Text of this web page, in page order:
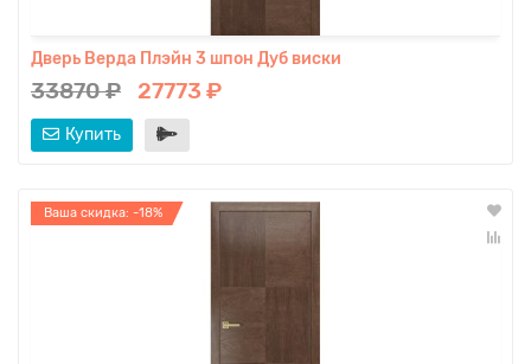
Дверь Верда Плэйн 3 шпон Дуб виски
33870 ₽ 27773 ₽
Купить
Ваша скидка: -18%